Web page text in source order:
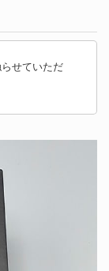
せていただ